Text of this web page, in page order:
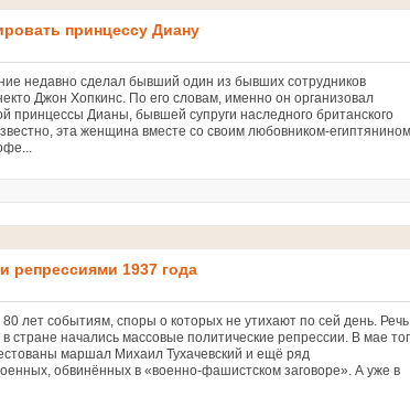
принцессу Диану
недавно сделал бывший один из бывших сотрудников
Джон Хопкинс. По его словам, именно он организовал
принцессы Дианы, бывшей супруги наследного британского
эта женщина вместе со своим любовником-
репрессиями 1937 года
80 лет событиям, споры о которых не утихают по сей день. Речь
в стране начались массовые политические репрессии. В мае
маршал Михаил Тухачевский и ещё ряд
обвинённых в «военно-фашистском заговоре». А уже в